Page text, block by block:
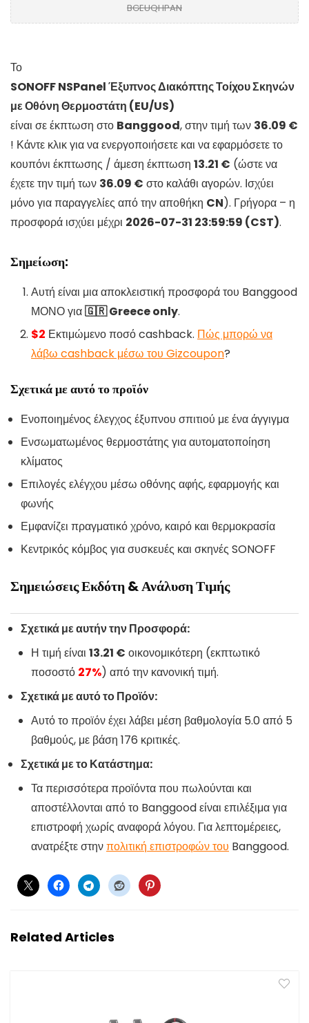
BGEUQHPAN
Το
SONOFF NSPanel Έξυπνος Διακόπτης Τοίχου Σκηνών
με Οθόνη Θερμοστάτη (EU/US)
είναι σε έκπτωση στο Banggood, στην τιμή των 36.09 €
! Κάντε κλικ για να ενεργοποιήσετε και να εφαρμόσετε το
κουπόνι έκπτωσης / άμεση έκπτωση 13.21 € (ώστε να
έχετε την τιμή των 36.09 € στο καλάθι αγορών. Ισχύει
μόνο για παραγγελίες από την αποθήκη CN). Γρήγορα – η
προσφορά ισχύει μέχρι 2026-07-31 23:59:59 (CST).
Σημείωση:
Αυτή είναι μια αποκλειστική προσφορά του Banggood
ΜΟΝΟ για🇬🇷 Greece only.
$2 Εκτιμώμενο ποσό cashback. Πώς μπορώ να
λάβω cashback μέσω του Gizcoupon?
Σχετικά με αυτό το προϊόν
Ενοποιημένος έλεγχος έξυπνου σπιτιού με ένα άγγιγμα
Ενσωματωμένος θερμοστάτης για αυτοματοποίηση
κλίματος
Επιλογές ελέγχου μέσω οθόνης αφής, εφαρμογής και
φωνής
Εμφανίζει πραγματικό χρόνο, καιρό και θερμοκρασία
Κεντρικός κόμβος για συσκευές και σκηνές SONOFF
Σημειώσεις Εκδότη & Ανάλυση Τιμής
Σχετικά με αυτήν την Προσφορά:
Η τιμή είναι 13.21 € οικονομικότερη (εκπτωτικό
ποσοστό 27%) από την κανονική τιμή.
Σχετικά με αυτό το Προϊόν:
Αυτό το προϊόν έχει λάβει μέση βαθμολογία 5.0 από 5
βαθμούς, με βάση 176 κριτικές.
Σχετικά με το Κατάστημα:
Τα περισσότερα προϊόντα που πωλούνται και
αποστέλλονται από το Banggood είναι επιλέξιμα για
επιστροφή χωρίς αναφορά λόγου. Για λεπτομέρειες,
ανατρέξτε στηνπολιτική επιστροφών του Banggood.
Related Articles